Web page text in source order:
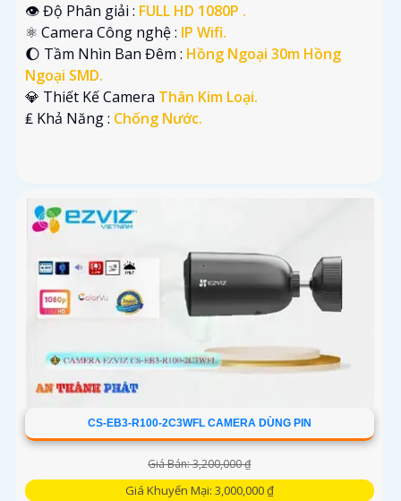
👁 Độ Phân giải : FULL HD 1080P .
⚛️ Camera Công nghệ : IP Wifi.
🌔 Tầm Nhìn Ban Đêm : Hồng Ngoại 30m Hồng
Ngoại SMD.
💎 Thiết Kế Camera Thân Kim Loại.
️₤ Khả Năng : Chống Nước.
CS-EB3-R100-2C3WFL CAMERA DÙNG PIN
Giá Bán: 3,200,000 ₫
Giá Khuyến Mại: 3,000,000 ₫